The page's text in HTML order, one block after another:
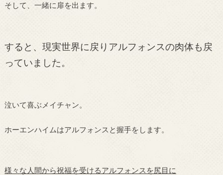
そして、一緒に扉を出ます。
すると、現実世界に戻りアルフォンスの肉体も戻
っていました。
泣いて喜ぶメイチャン。
ホーエンハイムはアルフォンスと握手をします。
様々な人間から祝福を受けるアルフォンスを尻目に